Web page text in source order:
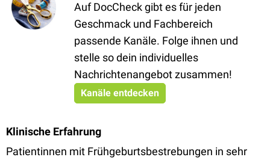
Auf DocCheck gibt es für jeden
Geschmack und Fachbereich
passende Kanäle. Folge ihnen und
stelle so dein individuelles
Nachrichtenangebot zusammen!
Kanäle entdecken
Klinische Erfahrung
Patientinnen mit Frühgeburtsbestrebungen in sehr